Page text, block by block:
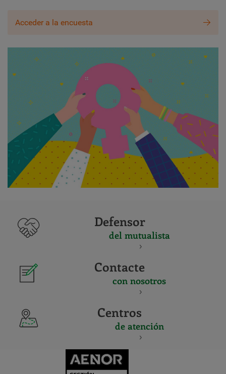
Acceder a la encuesta
Defensor
del mutualista
Contacte
con nosotros
Centros
de atención